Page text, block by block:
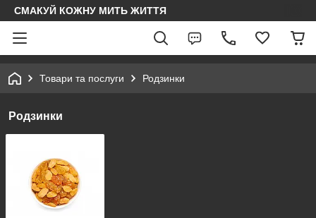
СМАКУЙ КОЖНУ МИТЬ ЖИТТЯ
Товари та послуги Родзинки
Родзинки